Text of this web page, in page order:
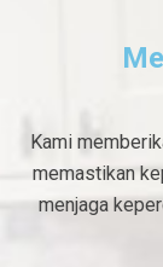
Kami
memastikan
menjaga